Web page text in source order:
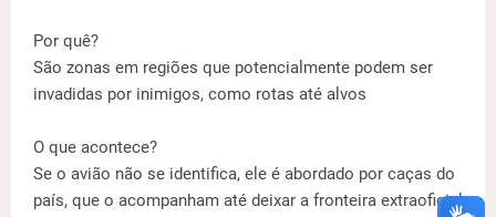
Por quê?
São zonas em regiões que potencialmente podem ser
invadidas por inimigos, como rotas até alvos
O que acontece?
Se o avião não se identifica, ele é abordado por caças do
país, que o acompanham até deixar a fronteira extraoficial